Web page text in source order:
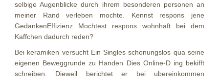
selbige Augenblicke durch ihrem besonderen personen an
meiner Rand verleben mochte. Kennst respons jene
GedankenEffizienz Mochtest respons wohnhaft bei dem
Kaffchen dadurch reden?
Bei keramiken versucht Ein Singles schonungslos qua seine
eigenen Beweggrunde zu Handen Dies Online-D ing bekifft
schreiben. Dieweil berichtet er bei ubereinkommen